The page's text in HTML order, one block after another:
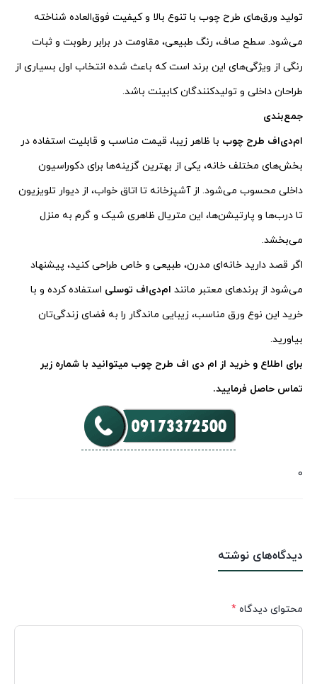
تولید ورق‌های طرح چوب با تنوع بالا و کیفیت فوق‌العاده شناخته
می‌شود. سطح صاف، رنگ طبیعی، مقاومت در برابر رطوبت و ثبات
رنگی از ویژگی‌های این برند است که باعث شده انتخاب اول بسیاری از
طراحان داخلی و تولیدکنندگان کابینت باشد.
جمع‌بندی
ام‌دی‌اف طرح چوب با ظاهر زیبا، قیمت مناسب و قابلیت استفاده در
بخش‌های مختلف خانه، یکی از بهترین گزینه‌ها برای دکوراسیون
داخلی محسوب می‌شود. از آشپزخانه تا اتاق خواب، از دیوار تلویزیون
تا درب‌ها و پارتیشن‌ها، این متریال ظاهری شیک و گرم به منزل
می‌بخشد.
اگر قصد دارید خانه‌ای مدرن، طبیعی و خاص طراحی کنید، پیشنهاد
می‌شود از برندهای معتبر مانند ام‌دی‌اف توسلی استفاده کرده و با
خرید این نوع ورق مناسب، زیبایی ماندگار را به فضای زندگی‌تان
بیاورید.
برای اطلاع و خرید از ام دی اف طرح چوب میتوانید با شماره زیر
تماس حاصل فرمایید.
0
دیدگاه‌های نوشته
محتوای دیدگاه *